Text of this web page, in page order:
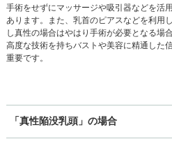
手術をせずにマッサージや吸引器などを活
あります。また、乳首のピアスなどを利用
し真性の場合はやはり手術が必要となる場
高度な技術を持ちバストや美容に精通した
重要です。
「真性陥没乳頭」の場合